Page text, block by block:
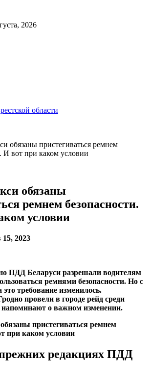
2026
области
обязаны пристегиваться ремнем
И вот при каком условии
обязаны
ремнем безопасности.
условии
2023
ПДД Беларуси разрешали водителям
ремнями безопасности. Но с
это требование изменилось.
провели в городе рейд среди
напоминают о важном изменении.
редакциях ПДД